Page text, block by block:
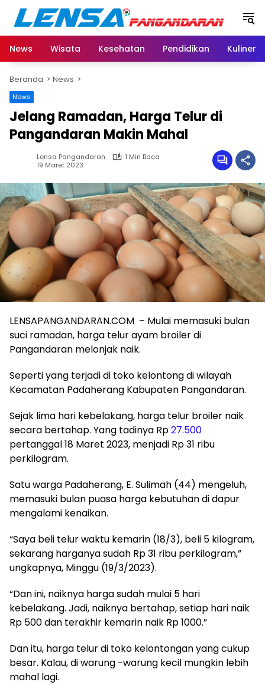
Langsung
konten
News
Wisata Kesehatan Pendidikan Kuliner
Beranda News
News
Jelang Ramadan, Harga Telur di
Pangandaran Makin Mahal
Lensa Pangandaran
1 Min Baca
19 Maret 2023
LENSAPANGANDARAN.COM – Mulai memasuki bulan
suci ramadan, harga telur ayam broiler di
Pangandaran melonjak naik.
Seperti yang terjadi di toko kelontong di wilayah
Kecamatan Padaherang Kabupaten Pangandaran.
Sejak lima hari kebelakang, harga telur broiler naik
secara bertahap. Yang tadinya Rp27.500
pertanggal 18 Maret 2023, menjadi Rp 31 ribu
perkilogram.
Satu warga Padaherang, E. Sulimah (44) mengeluh,
memasuki bulan puasa harga kebutuhan di dapur
mengalami kenaikan.
“Saya beli telur waktu kemarin (18/3), beli 5 kilogram,
sekarang harganya sudah Rp 31 ribu perkilogram,”
ungkapnya, Minggu (19/3/2023).
“Dan ini, naiknya harga sudah mulai 5 hari
kebelakang. Jadi, naiknya bertahap, setiap hari naik
Rp 500 dan terakhir kemarin naik Rp 1000.”
Dan itu, harga telur di toko kelontongan yang cukup
besar. Kalau, di warung -warung kecil mungkin lebih
mahal lagi.